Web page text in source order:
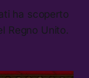
ha scoperto
Regno Unito.